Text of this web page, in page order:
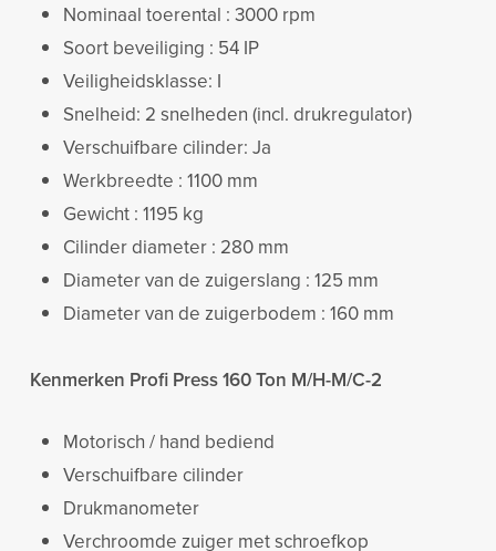
Nominaal toerental : 3000 rpm
Soort beveiliging : 54 IP
Veiligheidsklasse: I
Snelheid: 2 snelheden (incl. drukregulator)
Verschuifbare cilinder: Ja
Werkbreedte : 1100 mm
Gewicht : 1195 kg
Cilinder diameter : 280 mm
Diameter van de zuigerslang : 125 mm
Diameter van de zuigerbodem : 160 mm
Kenmerken Profi Press 160 Ton M/H-M/C-2
Motorisch / hand bediend
Verschuifbare cilinder
Drukmanometer
Verchroomde zuiger met schroefkop